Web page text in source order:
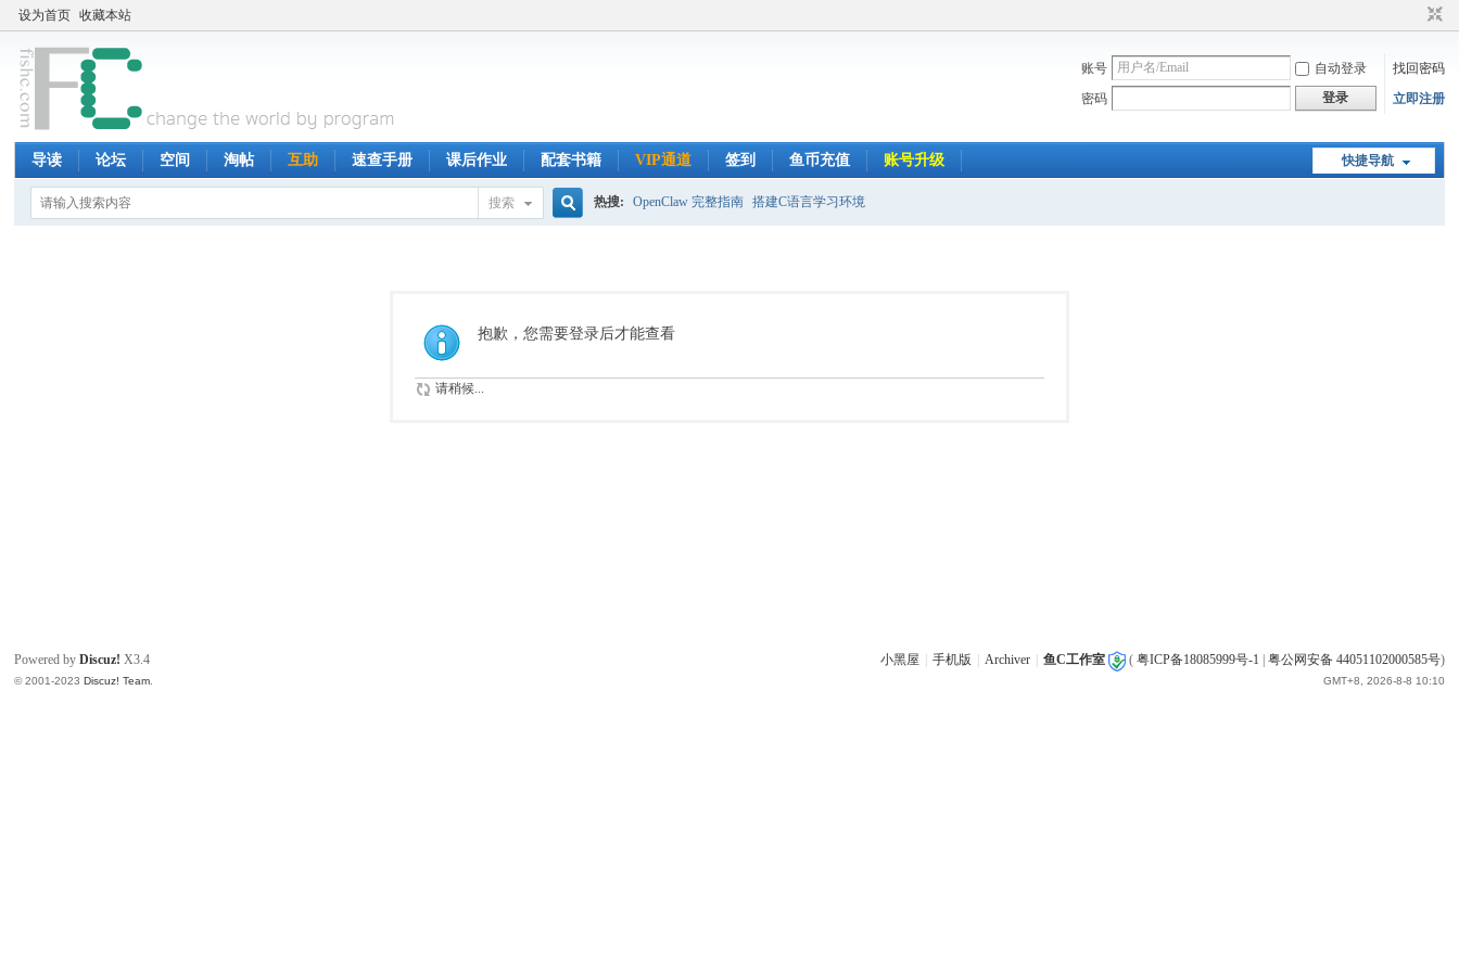
设为首页 收藏本站
账号 自动登录
找回密码
密码
登录 立即注册
快捷导航
导读 论坛 空间 淘帖 互助 速查手册 课后作业 配套书籍 VIP通道 签到 鱼币充值 账号升级
搜索
索
热搜: OpenClaw 完整指南 搭建C语言学习环境
抱歉，您需要登录后才能查看
请稍候...
小黑屋 手机版 Archiver 鱼C工作室 ( 粤ICP备18085999号-1 粤公网安备 44051102000585号)
GMT+8, 2026-8-8 10:10
Powered byDiscuz! X3.4
© 2001-2023Discuz! Team